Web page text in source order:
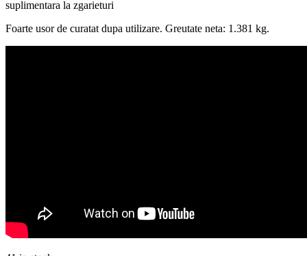
suplimentara la zgarieturi
Foarte usor de curatat dupa utilizare. Greutate neta: 1.381 kg.